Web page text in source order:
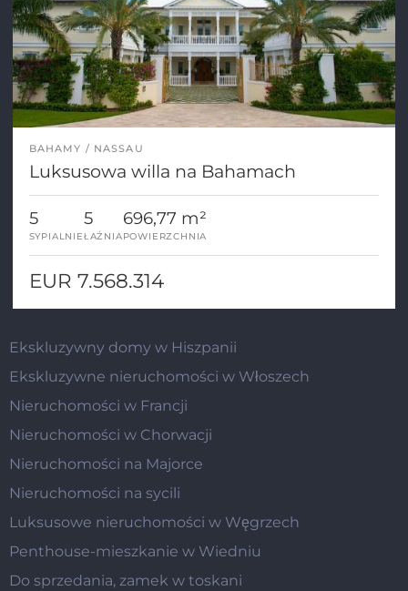
BAHAMY NASSAU
Luksusowa willa na Bahamach
5
SYPIALNIE
5
ŁAŹNIA
696,77 m²
POWIERZCHNIA
EUR 7.568.314
Ekskluzywny domy w Hiszpanii
Ekskluzywne nieruchomości w Włoszech
Nieruchomości w Francji
Nieruchomości w Chorwacji
Nieruchomości na Majorce
Nieruchomości na sycili
Luksusowe nieruchomości w Węgrzech
Penthouse-mieszkanie w Wiedniu
Do sprzedania, zamek w toskani